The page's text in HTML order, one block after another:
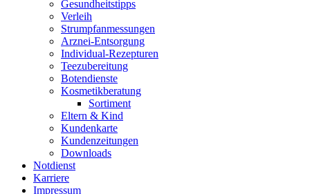
Gesund­heits­tipps
Ver­leih
Strumpfan­mes­sun­gen
Arz­n­ei-Ent­­sor­­gung
Indi­­vi­­du­al-Rezep­­tu­­ren
Tee­zu­be­rei­tung
Boten­diens­te
Kos­me­tik­be­ra­tung
Sor­ti­ment
Eltern & Kind
Kun­den­kar­te
Kun­den­zei­tun­gen
Down­loads
Not­dienst
Kar­rie­re
Impres­sum